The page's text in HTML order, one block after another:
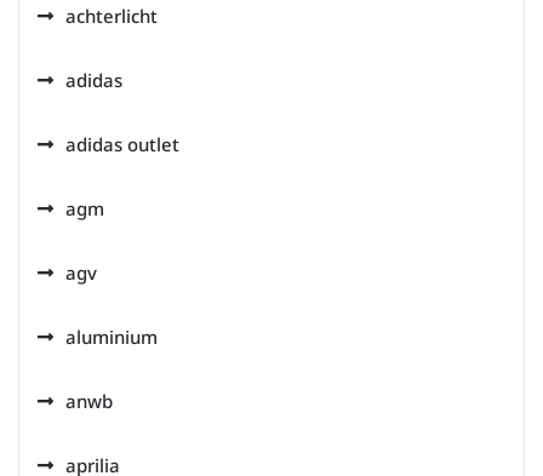
achterlicht
adidas
adidas outlet
agm
agv
aluminium
anwb
aprilia